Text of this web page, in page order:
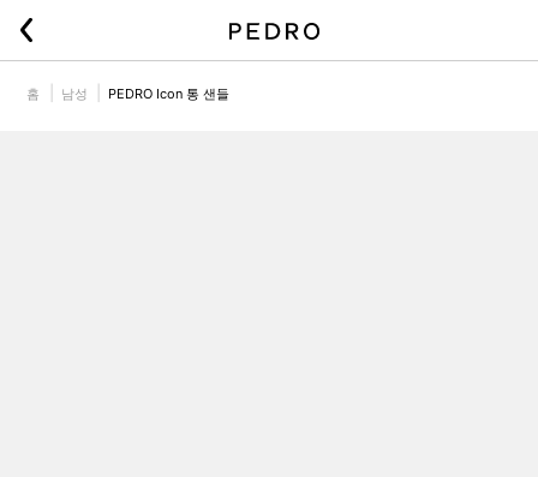
홈 남성 PEDRO Icon 통 샌들